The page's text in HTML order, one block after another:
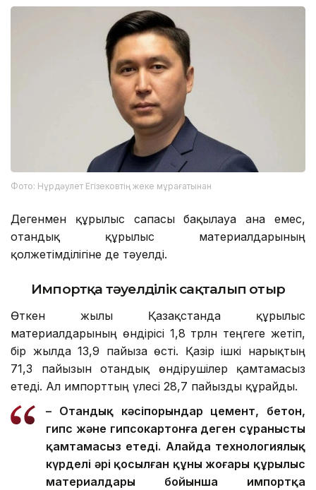
Фото: Нұрдәулет Егізековтің жеке мұрағатынан
Дегенмен құрылыс сапасы бақылауға ғана емес,
отандық құрылыс материалдарының
қолжетімділігіне де тәуелді.
Импортқа тәуелділік сақталып отыр
Өткен жылы Қазақстанда құрылыс
материалдарының өндірісі 1,8 трлн теңгеге жетіп,
бір жылда 13,9 пайызға өсті. Қазір ішкі нарықтың
71,3 пайызын отандық өндірушілер қамтамасыз
етеді. Ал импорттың үлесі 28,7 пайызды құрайды.
– Отандық кәсіпорындар цемент, бетон,
гипс және гипсокартонға деген сұранысты
қамтамасыз етеді. Алайда технологиялық
күрделі әрі қосылған құны жоғары құрылыс
материалдары бойынша импортқа